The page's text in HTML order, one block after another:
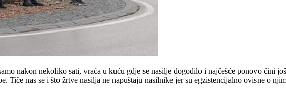
nakon nekoliko sati, vraća u kuću gdje se nasilje dogodilo i najčešće ponovo čini
Tiče nas se i što žrtve nasilja ne napuštaju nasilnike jer su egzistencijalno ovisne o